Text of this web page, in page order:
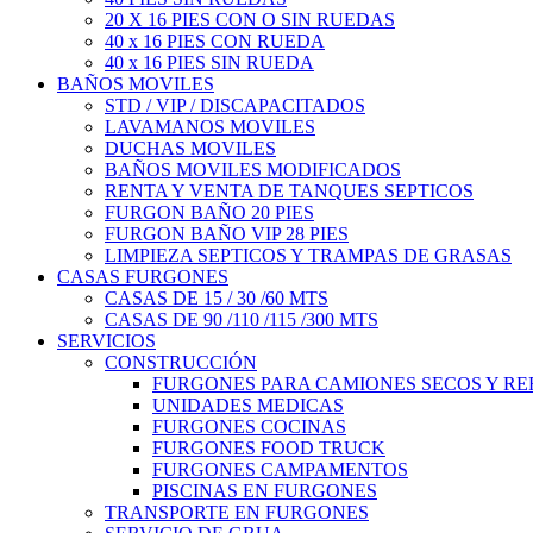
20 X 16 PIES CON O SIN RUEDAS
40 x 16 PIES CON RUEDA
40 x 16 PIES SIN RUEDA
BAÑOS MOVILES
STD / VIP / DISCAPACITADOS
LAVAMANOS MOVILES
DUCHAS MOVILES
BAÑOS MOVILES MODIFICADOS
RENTA Y VENTA DE TANQUES SEPTICOS
FURGON BAÑO 20 PIES
FURGON BAÑO VIP 28 PIES
LIMPIEZA SEPTICOS Y TRAMPAS DE GRASAS
CASAS FURGONES
CASAS DE 15 / 30 /60 MTS
CASAS DE 90 /110 /115 /300 MTS
SERVICIOS
CONSTRUCCIÓN
FURGONES PARA CAMIONES SECOS Y
UNIDADES MEDICAS
FURGONES COCINAS
FURGONES FOOD TRUCK
FURGONES CAMPAMENTOS
PISCINAS EN FURGONES
TRANSPORTE EN FURGONES